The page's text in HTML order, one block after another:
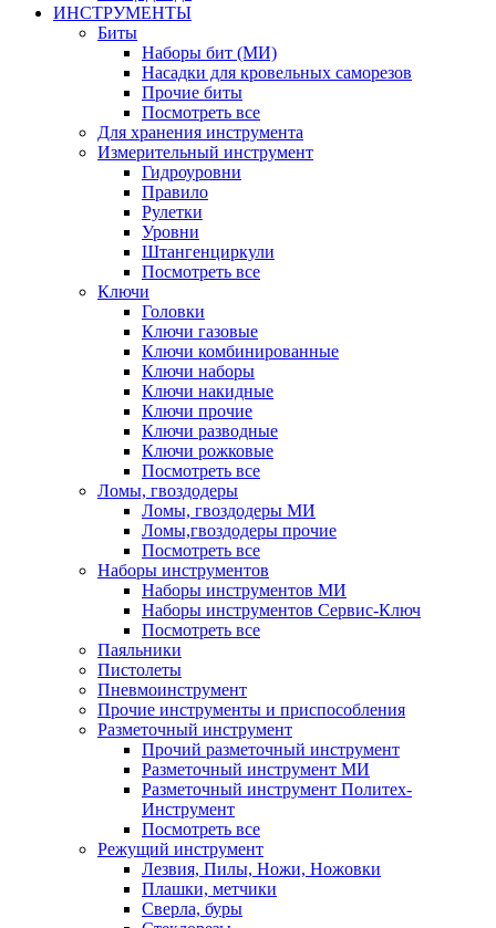
ИНСТРУМЕНТЫ
Биты
Наборы бит (МИ)
Насадки для кровельных саморезов
Прочие биты
Посмотреть все
Для хранения инструмента
Измерительный инструмент
Гидроуровни
Правило
Рулетки
Уровни
Штангенциркули
Посмотреть все
Ключи
Головки
Ключи газовые
Ключи комбинированные
Ключи наборы
Ключи накидные
Ключи прочие
Ключи разводные
Ключи рожковые
Посмотреть все
Ломы, гвоздодеры
Ломы, гвоздодеры МИ
Ломы,гвоздодеры прочие
Посмотреть все
Наборы инструментов
Наборы инструментов МИ
Наборы инструментов Сервис-Ключ
Посмотреть все
Паяльники
Пистолеты
Пневмоинструмент
Прочие инструменты и приспособления
Разметочный инструмент
Прочий разметочный инструмент
Разметочный инструмент МИ
Разметочный инструмент Политех-
Инструмент
Посмотреть все
Режущий инструмент
Лезвия, Пилы, Ножи, Ножовки
Плашки, метчики
Сверла, буры